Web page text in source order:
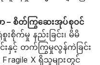
ာ – စိတ်ကြွဆေးအုပ်စုဝင်
းစိုက်မှု နည်းခြင်း၊ မိမိ
းနှင့် တက်ကြွမှုလွန်ကဲခြင်း
X ရှိသူများတွင်